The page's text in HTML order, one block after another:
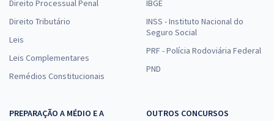
Direito Processual Penal
Direito Tributário
Leis
Leis Complementares
Remédios Constitucionais
IBGE
INSS - Instituto Nacional do
Seguro Social
PRF - Polícia Rodoviária Federal
PND
PREPARAÇÃO A MÉDIO E A
OUTROS CONCURSOS